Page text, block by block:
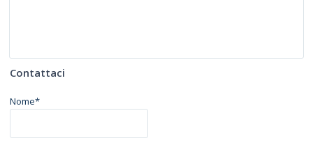
Contattaci
Nome*